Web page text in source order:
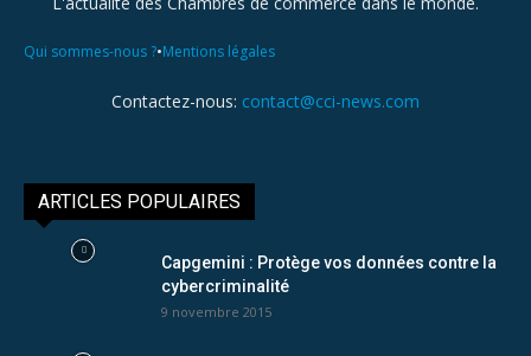
Qui sommes-nous ?•Mentions légales
Contactez-nous: contact@cci-news.com
ARTICLES POPULAIRES
Capgemini : Protège vos données contre la
cybercriminalité
9 novembre 2015